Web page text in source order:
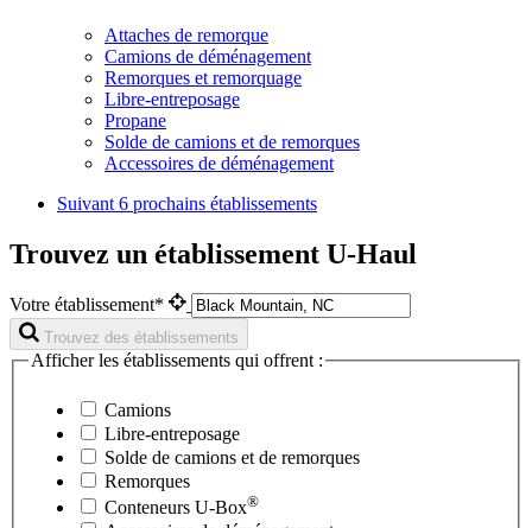
Attaches de remorque
Camions de déménagement
Remorques et remorquage
Libre-entreposage
Propane
Solde de camions et de remorques
Accessoires de déménagement
Suivant 6 prochains établissements
Trouvez un établissement U-Haul
Votre établissement*
Trouvez des établissements
Afficher les établissements qui offrent :
Camions
Libre-entreposage
Solde de camions et de remorques
Remorques
Conteneurs U-Box®